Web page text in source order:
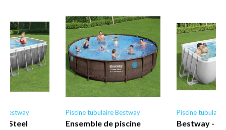
Bestway
Steel
Piscine tubulaire Bestway
Ensemble de piscine
Piscine
Bestway -